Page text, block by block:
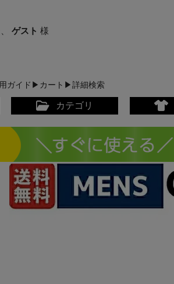
ゲスト様
ガイド ▶カート ▶詳細検索
カテゴリ